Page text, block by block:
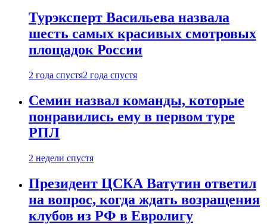
Турэксперт Васильева назвала
шесть самых красивых смотровых
площадок России
2 года спустя2 года спустя
Семин назвал команды, которые
понравились ему в первом туре
РПЛ
2 недели спустя
Президент ЦСКА Ватутин ответил
на вопрос, когда ждать возращения
клубов из РФ в Евролигу